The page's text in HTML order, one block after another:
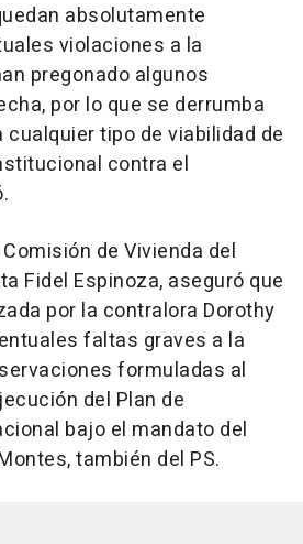
absolutamente
violaciones a la
pregonado algunos
por lo que se derrumba
tipo de viabilidad de
contra el
de Vivienda del
Fidel Espinoza, aseguró que
por la contralora Dorothy
faltas graves a la
formuladas al
del Plan de
bajo el mandato del
también del PS.